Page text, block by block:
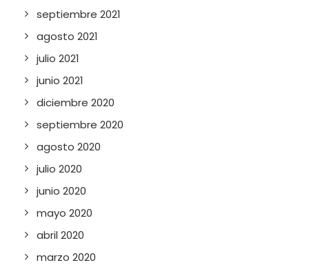
septiembre 2021
agosto 2021
julio 2021
junio 2021
diciembre 2020
septiembre 2020
agosto 2020
julio 2020
junio 2020
mayo 2020
abril 2020
marzo 2020